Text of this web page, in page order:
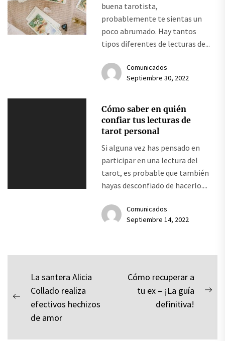
buena tarotista,
probablemente te sientas un
poco abrumado. Hay tantos
tipos diferentes de lecturas de...
Comunicados
Septiembre 30, 2022
Cómo saber en quién
confiar tus lecturas de
tarot personal
Si alguna vez has pensado en
participar en una lectura del
tarot, es probable que también
hayas desconfiado de hacerlo....
Comunicados
Septiembre 14, 2022
Navegación
de
entradas
Previous
La santera Alicia
Collado realiza
efectivos hechizos
de amor
Cómo recuperar a
tu ex – ¡La guía
definitiva!